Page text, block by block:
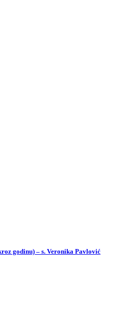
godinu) – s. Veronika Pavlović